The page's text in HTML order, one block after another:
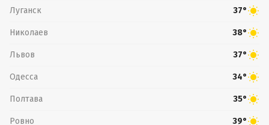
Луганск 37°
Николаев 38°
Львов 37°
Одесса 34°
Полтава 35°
Ровно 39°